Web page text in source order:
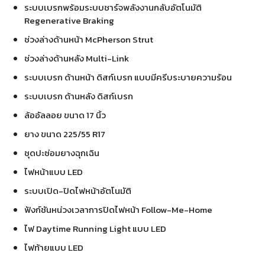
ระบบเบรกพร้อมระบบชาร์จพลังงานกลับอัตโนมัติ
Regenerative Braking
ช่วงล่างด้านหน้า McPherson Strut
ช่วงล่างด้านหลัง Multi-Link
ระบบเบรก ด้านหน้า ดิสก์เบรก แบบมีครีบระบายความร้อน
ระบบเบรก ด้านหลัง ดิสก์เบรก
ล้ออัลลอย ขนาด 17 นิ้ว
ยาง ขนาด 225/55 R17
ชุดปะซ่อมยางฉุกเฉิน
ไฟหน้าแบบ LED
ระบบเปิด-ปิดไฟหน้าอัตโนมัติ
ฟังก์ชันหน่วงเวลาการปิดไฟหน้า Follow-Me-Home
ไฟ Daytime Running Light แบบ LED
ไฟท้ายแบบ LED